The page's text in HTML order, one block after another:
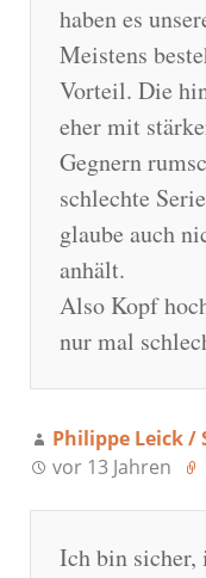
haben es
Meistens
Vorteil. Die
eher mit
Gegnern
schlechte
glaube auch
anhält.
Also Kopf
nur mal
Philippe Leick /
vor 13 Jahren
Ich bin sicher,